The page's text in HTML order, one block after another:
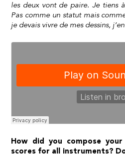
les deux vont de paire. Je tiens
Pas comme un statut mais
je devais vivre de mes dessins,
How did you compose
scores for all instruments?